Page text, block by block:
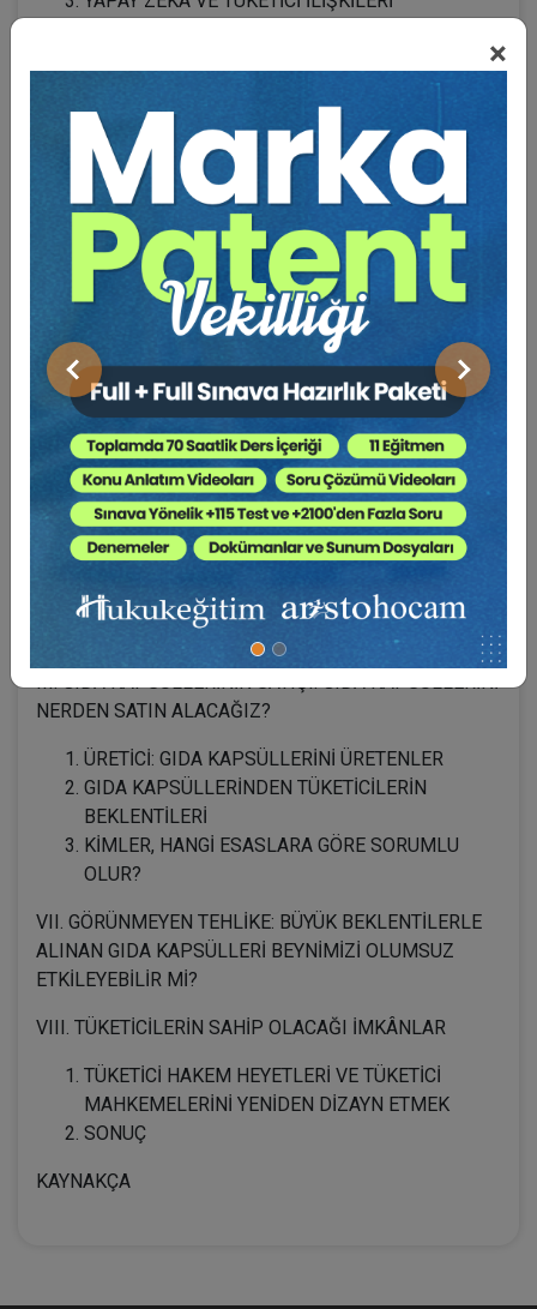
×
Önceki Sonraki
VII. DEĞERLENDİRME
KAYNAKÇA
BİYOBANKALAR
ÖZET
GİRİŞ
III. GENETİK BİLGİNİN BİYOBANKADA SAKLANMASI
BİYOBANKALARIN ÇEŞİTLERİ
TÜRKİYE'DE BİYOBANKACILIK
SONUÇ
KAYNAKÇA
GIDA KAPSÜLLERİ
GIDA KAPSÜLLERİNE GEÇİŞ NASIL
YAŞANACAK?
III. GIDA KAPSÜLLERİNİN SATIŞI: GIDA KAPSÜLLERİNİ
NERDEN SATIN ALACAĞIZ?
ÜRETİCİ: GIDA KAPSÜLLERİNİ ÜRETENLER
GIDA KAPSÜLLERİNDEN TÜKETİCİLERİN
BEKLENTİLERİ
KİMLER, HANGİ ESASLARA GÖRE SORUMLU
OLUR?
VII. GÖRÜNMEYEN TEHLİKE: BÜYÜK BEKLENTİLERLE
ALINAN GIDA KAPSÜLLERİ BEYNİMİZİ OLUMSUZ
ETKİLEYEBİLİR Mİ?
VIII. TÜKETİCİLERİN SAHİP OLACAĞI İMKÂNLAR
TÜKETİCİ HAKEM HEYETLERİ VE TÜKETİCİ
MAHKEMELERİNİ YENİDEN DİZAYN ETMEK
SONUÇ
KAYNAKÇA